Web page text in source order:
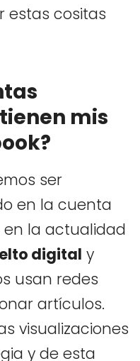
estas cositas
mis
ser
en la cuenta
en la actualidad
digital y
usan redes
artículos.
visualizaciones
y de esta